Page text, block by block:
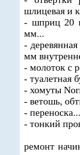
шлицевая и
- шприц 20
мм...
-
мм
- молоток с
- туалетная
- хомуты
- ветошь,
- переноска...
- тонкий
ремонт